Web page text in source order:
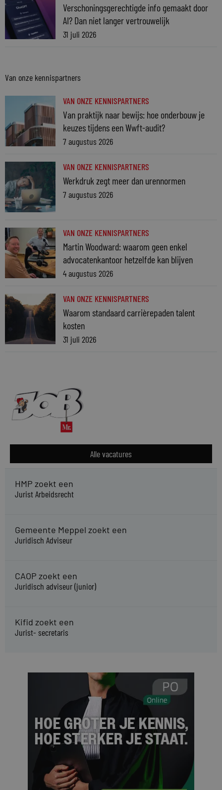
Verschoningsgerechtigde info gemaakt door
AI? Dan niet langer vertrouwelijk
31 juli 2026
Van onze kennispartners
VAN ONZE KENNISPARTNERS
Van praktijk naar bewijs: hoe onderbouw je
keuzes tijdens een Wwft-audit?
7 augustus 2026
VAN ONZE KENNISPARTNERS
Werkdruk zegt meer dan urennormen
7 augustus 2026
VAN ONZE KENNISPARTNERS
Martin Woodward: waarom geen enkel
advocatenkantoor hetzelfde kan blijven
4 augustus 2026
VAN ONZE KENNISPARTNERS
Waarom standaard carrièrepaden talent
kosten
31 juli 2026
Alle vacatures
HMP zoekt een
Jurist Arbeidsrecht
Gemeente Meppel zoekt een
Juridisch Adviseur
CAOP zoekt een
Juridisch adviseur (junior)
Kifid zoekt een
Jurist- secretaris